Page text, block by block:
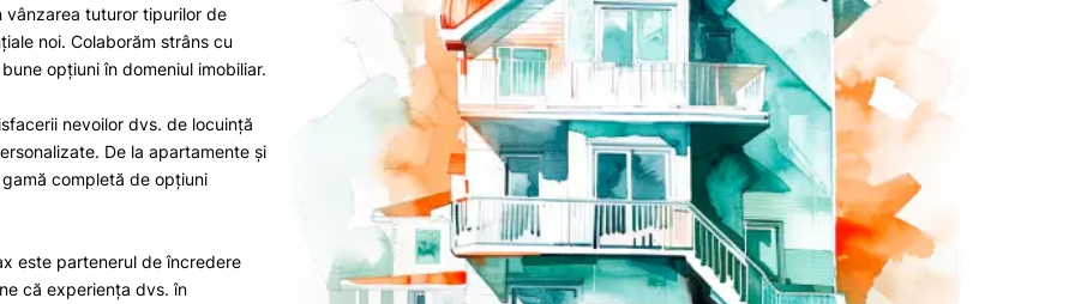
vânzarea tuturor tipurilor de
noi. Colaborăm strâns cu
opțiuni în domeniul imobiliar.
nevoilor dvs. de locuință
De la apartamente și
completă de opțiuni
este partenerul de încredere
că experiența dvs. în